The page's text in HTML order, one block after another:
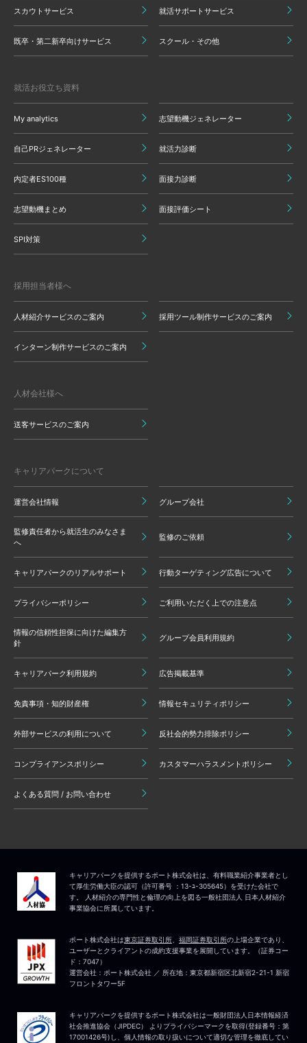
スカウトサービス 就活サポートサービス
既卒・第二新卒向けサービス スクール・その他
就活お役立ち資料
My analytics 志望動機ジェネレーター
自己PRジェネレーター 就活力診断
内定者ES100種 面接力診断
志望動機まとめ 面接評価シート
SPI対策
採用担当者様へ
人材紹介サービスのご案内 採用ツール制作サービスのご案内
インターン制作サービスのご案内
人材会社様へ
送客サービスのご案内
キャリアパークについて
運営会社情報 グループ会社
監修責任者から就活生のみなさま
へ
監修のご依頼
キャリアパークのリアルサポート 行動ターゲティング広告について
プライバシーポリシー ご利用いただく上での注意点
情報の信頼性担保に向けた編集方
針
グループ会員利用規約
キャリアパーク利用規約 広告掲載基準
免責事項・知的財産権 情報セキュリティポリシー
外部サービスの利用について 反社会的勢力排除ポリシー
コンプライアンスポリシー カスタマーハラスメントポリシー
よくある質問 / お問い合わせ